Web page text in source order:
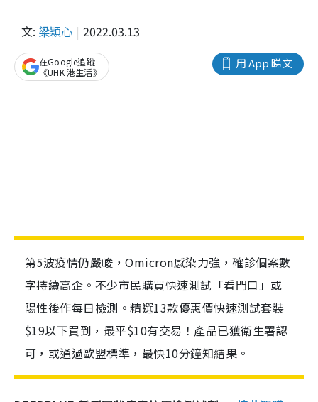
文: 梁穎心 2022.03.13
用 App 睇文
在Google追蹤
《UHK 港生活》
第5波疫情仍嚴峻，Omicron感染力強，確診個案數
字持續高企。不少市民購買快速測試「看門口」或
陽性後作每日檢測。精選13款優惠價快速測試套裝
$19以下買到，最平$10有交易！產品已獲衛生署認
可，或通過歐盟標準，最快10分鐘知結果。